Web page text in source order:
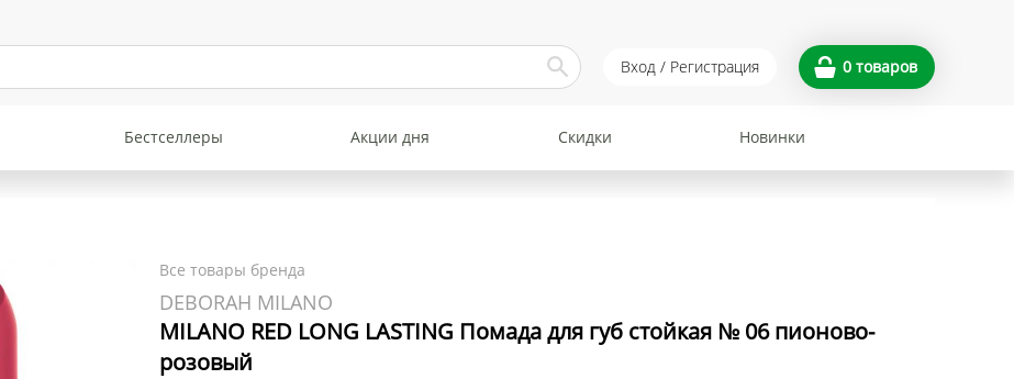
Вход / Регистрация 0 товаров
Бестселлеры Акции дня Скидки Новинки
Все товары бренда
DEBORAH MILANO
MILANO RED LONG LASTING Помада для губ стойкая № 06 пионово-
розовый